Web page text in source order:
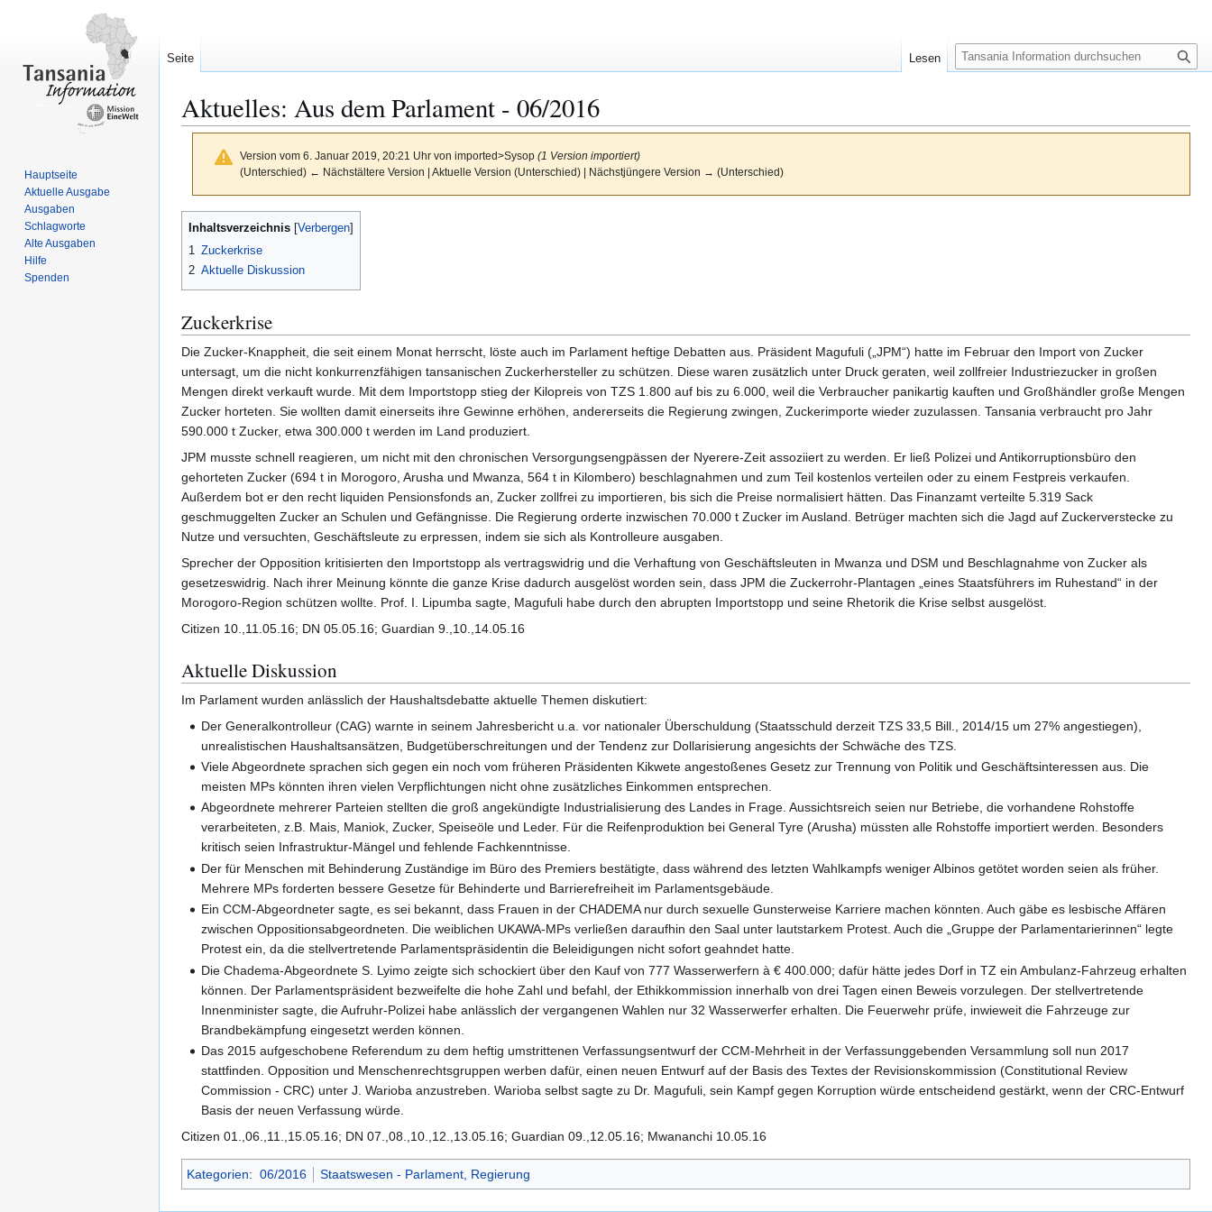
Aktuelles: Aus dem Parlament - 06/2016
Version vom 6. Januar 2019, 20:21 Uhr von imported>Sysop (1 Version importiert)
(Unterschied) ← Nächstältere Version | Aktuelle Version (Unterschied) | Nächstjüngere Version → (Unterschied)
Zur
Zur
Inhaltsverzeichnis
1 Zuckerkrise
2 Aktuelle Diskussion
Zuckerkrise
Die Zucker-Knappheit, die seit einem Monat herrscht, löste auch im Parlament heftige Debatten aus. Präsident Magufuli („JPM“) hatte im Februar den Import von Zucker
untersagt, um die nicht konkurrenzfähigen tansanischen Zuckerhersteller zu schützen. Diese waren zusätzlich unter Druck geraten, weil zollfreier Industriezucker in großen
Mengen direkt verkauft wurde. Mit dem Importstopp stieg der Kilopreis von TZS 1.800 auf bis zu 6.000, weil die Verbraucher panikartig kauften und Großhändler große Mengen
Zucker horteten. Sie wollten damit einerseits ihre Gewinne erhöhen, andererseits die Regierung zwingen, Zuckerimporte wieder zuzulassen. Tansania verbraucht pro Jahr
590.000 t Zucker, etwa 300.000 t werden im Land produziert.
JPM musste schnell reagieren, um nicht mit den chronischen Versorgungsengpässen der Nyerere-Zeit assoziiert zu werden. Er ließ Polizei und Antikorruptionsbüro den
gehorteten Zucker (694 t in Morogoro, Arusha und Mwanza, 564 t in Kilombero) beschlagnahmen und zum Teil kostenlos verteilen oder zu einem Festpreis verkaufen.
Außerdem bot er den recht liquiden Pensionsfonds an, Zucker zollfrei zu importieren, bis sich die Preise normalisiert hätten. Das Finanzamt verteilte 5.319 Sack
geschmuggelten Zucker an Schulen und Gefängnisse. Die Regierung orderte inzwischen 70.000 t Zucker im Ausland. Betrüger machten sich die Jagd auf Zuckerverstecke zu
Nutze und versuchten, Geschäftsleute zu erpressen, indem sie sich als Kontrolleure ausgaben.
Sprecher der Opposition kritisierten den Importstopp als vertragswidrig und die Verhaftung von Geschäftsleuten in Mwanza und DSM und Beschlagnahme von Zucker als
gesetzeswidrig. Nach ihrer Meinung könnte die ganze Krise dadurch ausgelöst worden sein, dass JPM die Zuckerrohr-Plantagen „eines Staatsführers im Ruhestand“ in der
Morogoro-Region schützen wollte. Prof. I. Lipumba sagte, Magufuli habe durch den abrupten Importstopp und seine Rhetorik die Krise selbst ausgelöst.
Citizen 10.,11.05.16; DN 05.05.16; Guardian 9.,10.,14.05.16
Aktuelle Diskussion
Im Parlament wurden anlässlich der Haushaltsdebatte aktuelle Themen diskutiert:
Der Generalkontrolleur (CAG) warnte in seinem Jahresbericht u.a. vor nationaler Überschuldung (Staatsschuld derzeit TZS 33,5 Bill., 2014/15 um 27% angestiegen),
unrealistischen Haushaltsansätzen, Budgetüberschreitungen und der Tendenz zur Dollarisierung angesichts der Schwäche des TZS.
Viele Abgeordnete sprachen sich gegen ein noch vom früheren Präsidenten Kikwete angestoßenes Gesetz zur Trennung von Politik und Geschäftsinteressen aus. Die
meisten MPs könnten ihren vielen Verpflichtungen nicht ohne zusätzliches Einkommen entsprechen.
Abgeordnete mehrerer Parteien stellten die groß angekündigte Industrialisierung des Landes in Frage. Aussichtsreich seien nur Betriebe, die vorhandene Rohstoffe
verarbeiteten, z.B. Mais, Maniok, Zucker, Speiseöle und Leder. Für die Reifenproduktion bei General Tyre (Arusha) müssten alle Rohstoffe importiert werden. Besonders
kritisch seien Infrastruktur-Mängel und fehlende Fachkenntnisse.
Der für Menschen mit Behinderung Zuständige im Büro des Premiers bestätigte, dass während des letzten Wahlkampfs weniger Albinos getötet worden seien als früher.
Mehrere MPs forderten bessere Gesetze für Behinderte und Barrierefreiheit im Parlamentsgebäude.
Ein CCM-Abgeordneter sagte, es sei bekannt, dass Frauen in der CHADEMA nur durch sexuelle Gunsterweise Karriere machen könnten. Auch gäbe es lesbische Affären
zwischen Oppositionsabgeordneten. Die weiblichen UKAWA-MPs verließen daraufhin den Saal unter lautstarkem Protest. Auch die „Gruppe der Parlamentarierinnen“ legte
Protest ein, da die stellvertretende Parlamentspräsidentin die Beleidigungen nicht sofort geahndet hatte.
Die Chadema-Abgeordnete S. Lyimo zeigte sich schockiert über den Kauf von 777 Wasserwerfern à € 400.000; dafür hätte jedes Dorf in TZ ein Ambulanz-Fahrzeug erhalten
können. Der Parlamentspräsident bezweifelte die hohe Zahl und befahl, der Ethikkommission innerhalb von drei Tagen einen Beweis vorzulegen. Der stellvertretende
Innenminister sagte, die Aufruhr-Polizei habe anlässlich der vergangenen Wahlen nur 32 Wasserwerfer erhalten. Die Feuerwehr prüfe, inwieweit die Fahrzeuge zur
Brandbekämpfung eingesetzt werden können.
Das 2015 aufgeschobene Referendum zu dem heftig umstrittenen Verfassungsentwurf der CCM-Mehrheit in der Verfassunggebenden Versammlung soll nun 2017
stattfinden. Opposition und Menschenrechtsgruppen werben dafür, einen neuen Entwurf auf der Basis des Textes der Revisionskommission (Constitutional Review
Commission - CRC) unter J. Warioba anzustreben. Warioba selbst sagte zu Dr. Magufuli, sein Kampf gegen Korruption würde entscheidend gestärkt, wenn der CRC-Entwurf
Basis der neuen Verfassung würde.
Citizen 01.,06.,11.,15.05.16; DN 07.,08.,10.,12.,13.05.16; Guardian 09.,12.05.16; Mwananchi 10.05.16
Kategorien: 06/2016 Staatswesen - Parlament, Regierung
Seite Lesen
S
u
e
Hauptseite
Aktuelle Ausgabe
Ausgaben
Schlagworte
Alte Ausgaben
Hilfe
Spenden